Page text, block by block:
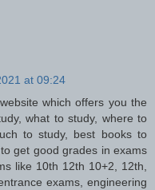
at 09:24
which offers you the
what to study, where to
to study, best books to
get good grades in exams
like 10th 12th 10+2, 12th,
exams, engineering